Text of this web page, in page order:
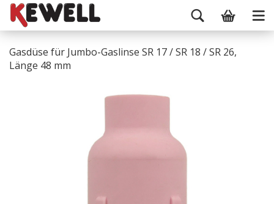
Gasdüse für Jumbo-Gaslinse SR 17 / SR 18 / SR 26,
Länge 48 mm